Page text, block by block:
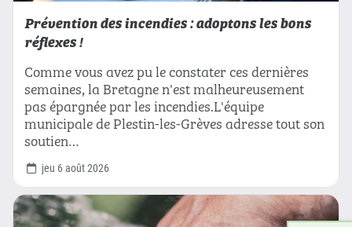
Prévention des incendies : adoptons les bons
réflexes !
Comme vous avez pu le constater ces dernières
semaines, la Bretagne n'est malheureusement
pas épargnée par les incendies.L'équipe
municipale de Plestin-les-Grèves adresse tout son
soutien…
jeu 6 août 2026